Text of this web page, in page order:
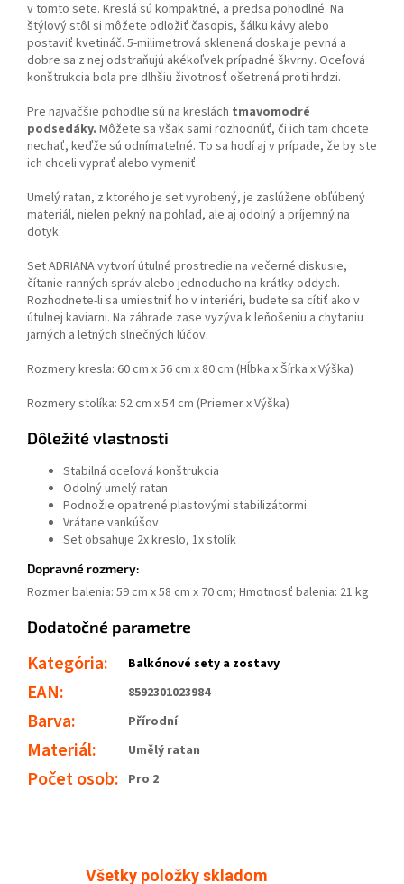
Všetky položky skladom
v tomto sete. Kreslá sú kompaktné, a predsa pohodlné. Na
štýlový stôl si môžete odložiť časopis, šálku kávy alebo
postaviť kvetináč. 5-milimetrová sklenená doska je pevná a
dobre sa z nej odstraňujú akékoľvek prípadné škvrny. Oceľová
konštrukcia bola pre dlhšiu životnosť ošetrená proti hrdzi.
Pre najväčšie pohodlie sú na kreslách tmavomodré
podsedáky. Môžete sa však sami rozhodnúť, či ich tam chcete
nechať, keďže sú odnímateľné. To sa hodí aj v prípade, že by ste
ich chceli vyprať alebo vymeniť.
Umelý ratan, z ktorého je set vyrobený, je zaslúžene obľúbený
materiál, nielen pekný na pohľad, ale aj odolný a príjemný na
dotyk.
Set ADRIANA vytvorí útulné prostredie na večerné diskusie,
čítanie ranných správ alebo jednoducho na krátky oddych.
Rozhodnete-li sa umiestniť ho v interiéri, budete sa cítiť ako v
útulnej kaviarni. Na záhrade zase vyzýva k leňošeniu a chytaniu
jarných a letných slnečných lúčov.
Rozmery kresla: 60 cm x 56 cm x 80 cm (Hĺbka x Šírka x Výška)
Rozmery stolíka: 52 cm x 54 cm (Priemer x Výška)
Dôležité vlastnosti
Stabilná oceľová konštrukcia
Odolný umelý ratan
Podnožie opatrené plastovými stabilizátormi
Vrátane vankúšov
Set obsahuje 2x kreslo, 1x stolík
Dopravné rozmery:
Rozmer balenia: 59 cm x 58 cm x 70 cm; Hmotnosť balenia: 21 kg
Dodatočné parametre
Kategória: Balkónové sety a zostavy
EAN: 8592301023984
Barva: Přírodní
Materiál: Umělý ratan
Počet osob: Pro 2